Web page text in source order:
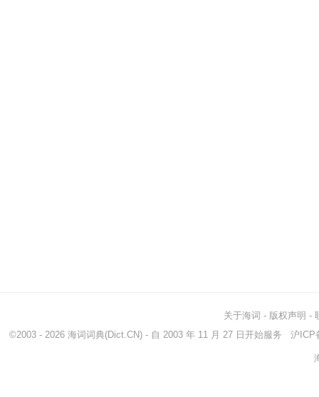
关于海词 - 版权声明 -
©2003 - 2026 海词词典(Dict.CN) - 自 2003 年 11 月 27 日开始服务 沪ICP